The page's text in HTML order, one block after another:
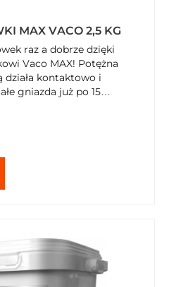
MAX VACO 2,5 KG
raz a dobrze dzięki
Vaco MAX! Potężna
działa kontaktowo i
gniazda już po 15
swój teren z